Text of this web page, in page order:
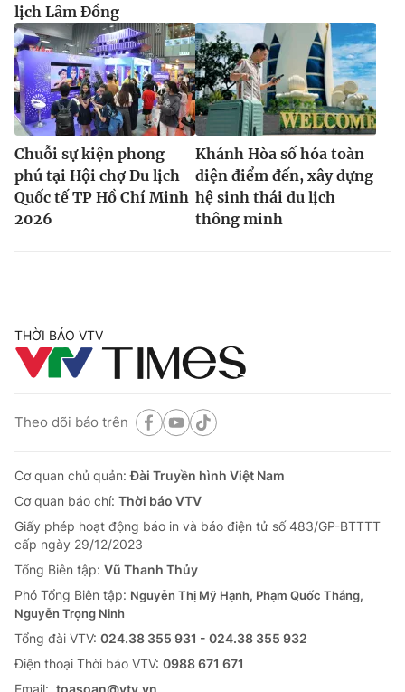
lịch Lâm Đồng
Chuỗi sự kiện phong
phú tại Hội chợ Du lịch
Quốc tế TP Hồ Chí Minh
2026
Khánh Hòa số hóa toàn
diện điểm đến, xây dựng
hệ sinh thái du lịch
thông minh
THỜI BÁO VTV
Theo dõi báo trên
Cơ quan chủ quản:Đài Truyền hình Việt Nam
Cơ quan báo chí: Thời báo VTV
Giấy phép hoạt động báo in và báo điện tử số 483/GP-BTTTT
cấp ngày 29/12/2023
Tổng Biên tập: Vũ Thanh Thủy
Phó Tổng Biên tập: Nguyễn Thị Mỹ Hạnh, Phạm Quốc Thắng,
Nguyễn Trọng Ninh
Tổng đài VTV: 024.38 355 931 - 024.38 355 932
Ðiện thoại Thời báo VTV: 0988 671 671
Email: toasoan@vtv.vn